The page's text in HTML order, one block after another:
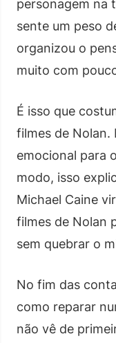
personagem na
sente um peso
organizou o
muito com
É isso que
filmes de Nolan.
emocional para
modo, isso
Michael Caine
filmes de Nolan
sem quebrar o
No fim das
como reparar
não vê de